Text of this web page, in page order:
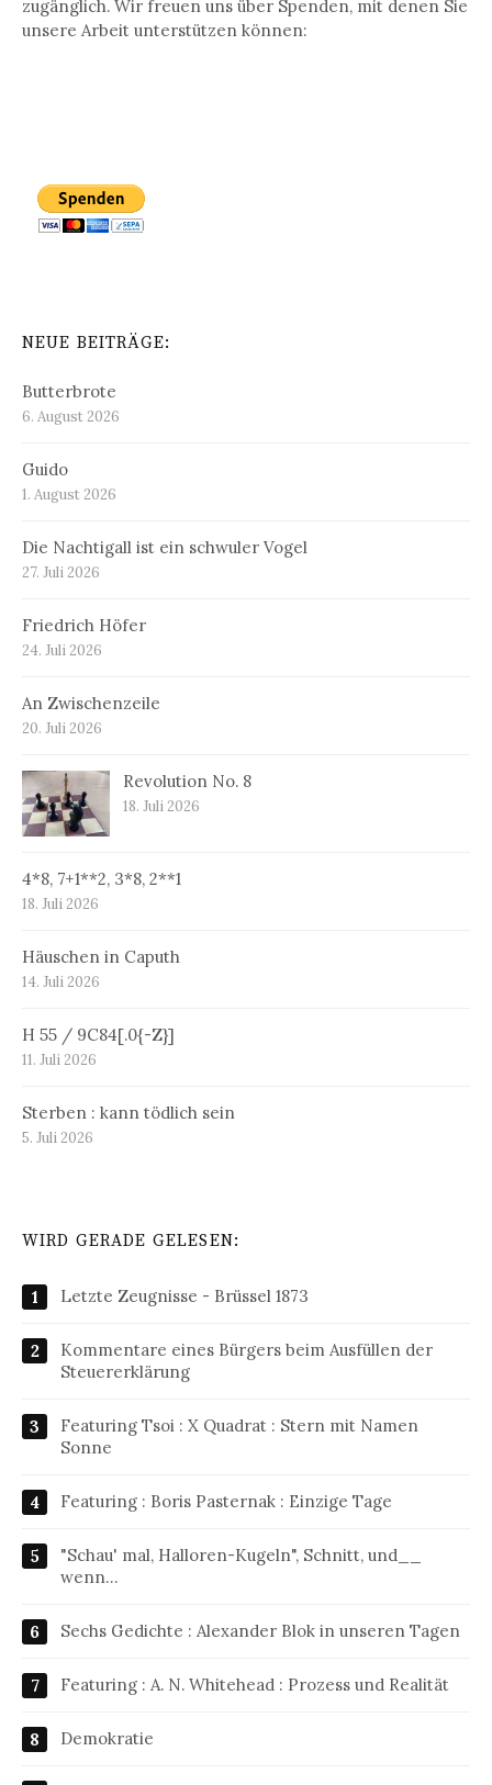
zugänglich. Wir freuen uns über Spenden, mit denen Sie
unsere Arbeit unterstützen können:
NEUE BEITRÄGE:
Butterbrote
6. August 2026
Guido
1. August 2026
Die Nachtigall ist ein schwuler Vogel
27. Juli 2026
Friedrich Höfer
24. Juli 2026
An Zwischenzeile
20. Juli 2026
Revolution No. 8
18. Juli 2026
4*8, 7+1**2, 3*8, 2**1
18. Juli 2026
Häuschen in Caputh
14. Juli 2026
H 55 / 9C84[.0{-Z}]
11. Juli 2026
Sterben : kann tödlich sein
5. Juli 2026
WIRD GERADE GELESEN:
Letzte Zeugnisse - Brüssel 1873
Kommentare eines Bürgers beim Ausfüllen der
Steuererklärung
Featuring Tsoi : X Quadrat : Stern mit Namen
Sonne
Featuring : Boris Pasternak : Einzige Tage
"Schau' mal, Halloren-Kugeln", Schnitt, und__
wenn…
Sechs Gedichte : Alexander Blok in unseren Tagen
Featuring : A. N. Whitehead : Prozess und Realität
Demokratie